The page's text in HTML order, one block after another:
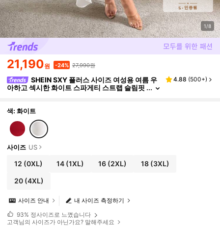
1/8
21,190원 -24% 27,990원
SHEIN SXY 플러스 사이즈 여성용 여름 우
아하고 섹시한 화이트 스파게티 스트랩 슬림핏
생일, 신혼 파티, 웨딩, 우아한, 캐주얼, 쇼핑, 스트릿
웨어, 외출에 적합
4.88 (500+)
색: 화이트
사이즈 US
12 (0XL) 14 (1XL) 16(2XL) 18(3XL)
20(4XL)
내 사이즈 측정하기
사이즈 안내
93% 정사이즈로 느꼈습니다
고객님의 사이즈가 아닌가요? 말해주세요